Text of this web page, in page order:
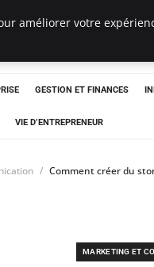
GESTION ET FINANCES
VIE D’ENTREPRENEUR
Comment créer du
MARKETING ET
améliorer votre